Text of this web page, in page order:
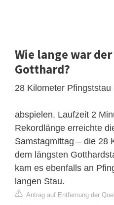
Wie lange war
Gotthard?
28 Kilometer
abspielen. Laufzeit 2
Rekordlänge erreichte
Samstagmittag – die 28
dem längsten
kam es ebenfalls an
langen Stau.
Antrag auf Entfernung der